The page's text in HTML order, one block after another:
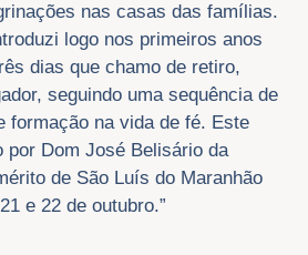
nas casas das famílias.
logo nos primeiros anos
dias que chamo de retiro,
seguindo uma sequência de
formação na vida de fé. Este
por Dom José Belisário da
de São Luís do Maranhão
e 22 de outubro.”